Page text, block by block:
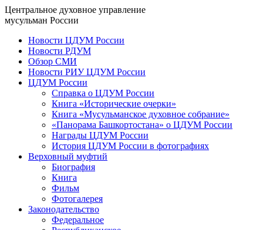
Центральное духовное управление
мусульман России
Новости ЦДУМ России
Новости РДУМ
Обзор СМИ
Новости РИУ ЦДУМ России
ЦДУМ России
Справка о ЦДУМ России
Книга «Исторические очерки»
Книга «Мусульманское духовное собрание»
«Панорама Башкортостана» о ЦДУМ России
Награды ЦДУМ России
История ЦДУМ России в фотографиях
Верховный муфтий
Биография
Книга
Фильм
Фотогалерея
Законодательство
Федеральное